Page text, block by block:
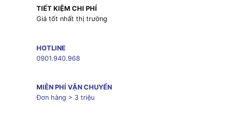
TIẾT KIỆM CHI PHÍ
Giá tốt nhất thị trường
HOTLINE
0901.940.968
MIỄN PHÍ VẬN CHUYỂN
Đơn hàng > 3 triệu